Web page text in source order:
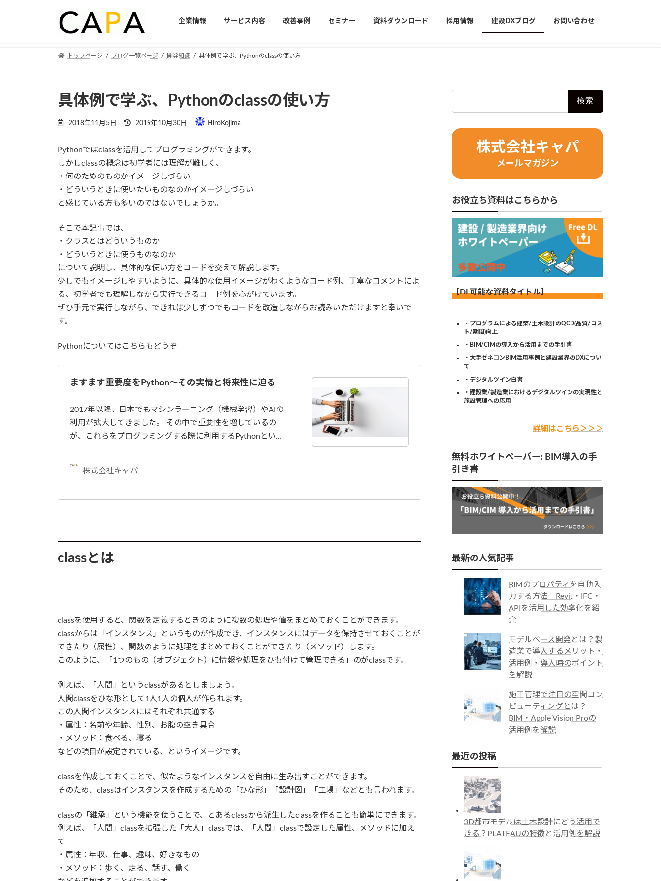
企業情報 サービス内容 改善事例 セミナー 資料ダウンロード 採用情報 建設DXブログ お問い合わせ
トップページ ブログ一覧ページ 開発知識 具体例で学ぶ、Pythonのclassの使い方
具体例で学ぶ、Pythonのclassの使い方
2018年11月5日
Last
updated
2019年10月30日 HiroKojima
Pythonではclassを活用してプログラミングができます。
しかしclassの概念は初学者には理解が難しく、
・何のためのものかイメージしづらい
・どういうときに使いたいものなのかイメージしづらい
と感じている方も多いのではないでしょうか。
そこで本記事では、
・クラスとはどういうものか
・どういうときに使うものなのか
について説明し、具体的な使い方をコードを交えて解説します。
少しでもイメージしやすいように、具体的な使用イメージがわくようなコード例、丁寧なコメントによ
る、初学者でも理解しながら実行できるコード例を心がけています。
ぜひ手元で実行しながら、できれば少しずつでもコードを改造しながらお読みいただけますと幸いで
す。
Pythonについてはこちらもどうぞ
ますます重要度をPython〜その実情と将来性に迫る
2017年以降、日本でもマシンラーニング（機械学習）やAIの
利用が拡大してきました。 その中で重要性を増しているの
が、これらをプログラミングする際に利用するPythonとい…
株式会社キャパ
classとは
classを使用すると、関数を定義するときのように複数の処理や値をまとめておくことができます。
classからは「インスタンス」というものが作成でき、インスタンスにはデータを保持させておくことが
できたり（属性）、関数のように処理をまとめておくことができたり（メソッド）します。
このように、「1つのもの（オブジェクト）に情報や処理をひも付けて管理できる」のがclassです。
例えば、「人間」というclassがあるとしましょう。
人間classをひな形として1人1人の個人が作られます。
この人間インスタンスにはそれぞれ共通する
・属性：名前や年齢、性別、お腹の空き具合
・メソッド：食べる、寝る
などの項目が設定されている、というイメージです。
classを作成しておくことで、似たようなインスタンスを自由に生み出すことができます。
そのため、classはインスタンスを作成するための「ひな形」「設計図」「工場」などとも言われます。
classの「継承」という機能を使うことで、とあるclassから派生したclassを作ることも簡単にできます。
例えば、「人間」classを拡張した「大人」classでは、「人間」classで設定した属性、メソッドに加え
て
・属性：年収、仕事、趣味、好きなもの
・メソッド：歩く、走る、話す、働く
株式会社キャパ
メールマガジン
お役立ち資料はこちらから
【DL可能な資料タイトル】
・プログラムによる建築/土木設計のQCD(品質/コス
ト/期間)向上
・BIM/CIMの導入から活用までの手引書
・大手ゼネコンBIM活用事例と建設業界のDXについ
て
・デジタルツイン白書
・建設業/製造業におけるデジタルツインの実現性と
施設管理への応用
詳細はこちら＞＞＞
無料ホワイトペーパー: BIM導入の手
引き書
最新の人気記事
BIMのプロパティを自動入
力する方法｜Revit・IFC・
APIを活用した効率化を紹
介
モデルベース開発とは？製
造業で導入するメリット・
活用例・導入時のポイント
を解説
施工管理で注目の空間コン
ピューティングとは？
BIM・Apple Vision Proの
活用例を解説
最近の投稿
3D都市モデルは土木設計にどう活用で
きる？PLATEAUの特徴と活用例を解説